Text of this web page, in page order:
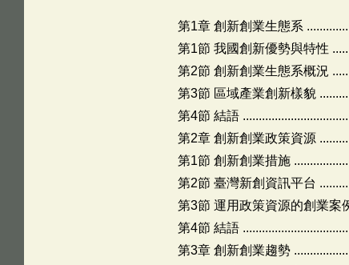
第1章 創新創業生態系
第1節 我國創新優勢與特性
第2節 創新創業生態系概況
第3節 區域產業創新樣貌
第4節 結語
第2章 創新創業政策資源
第1節 創新創業措施
第2節 臺灣新創資訊平台
第3節 運用政策資源的創業案
第4節 結語
第3章 創新創業趨勢